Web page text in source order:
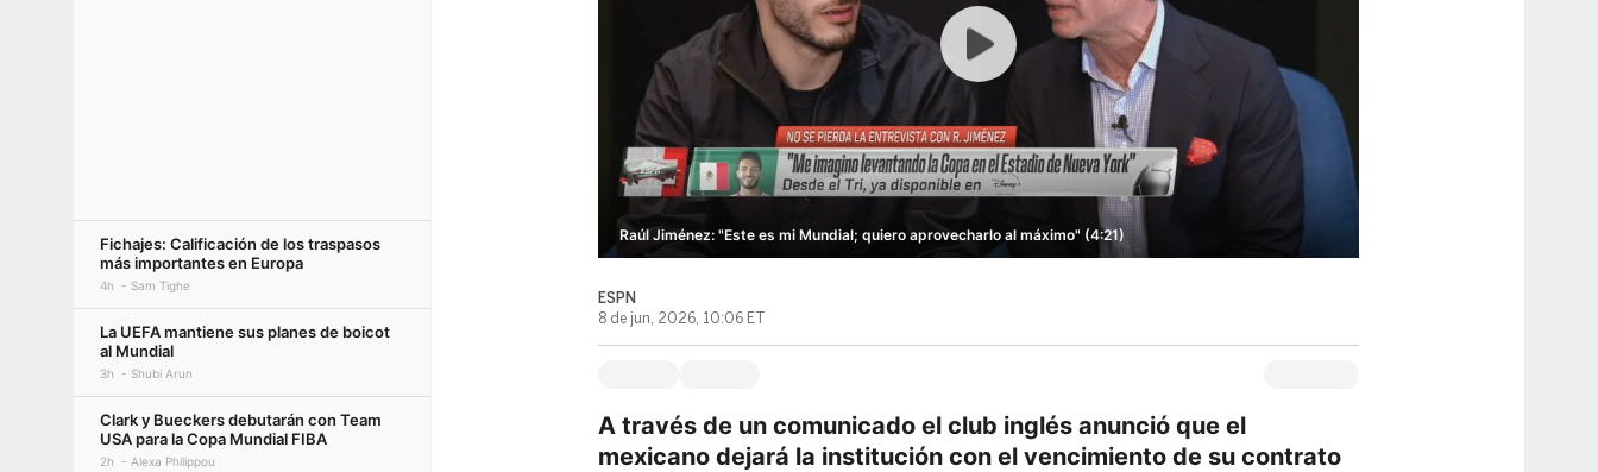
Fichajes: Calificación de los traspasos
más importantes en Europa
4h Sam Tighe
La UEFA mantiene sus planes de boicot
al Mundial
3h Shubi Arun
Clark y Bueckers debutarán con Team
USA para la Copa Mundial FIBA
2h Alexa Philippou
Raúl Jiménez: "Este es mi Mundial; quiero aprovecharlo al máximo" (4:21)
ESPN
8 de jun, 2026, 10:06 ET
A través de un comunicado el club inglés anunció que el
mexicano dejará la institución con el vencimiento de su contrato